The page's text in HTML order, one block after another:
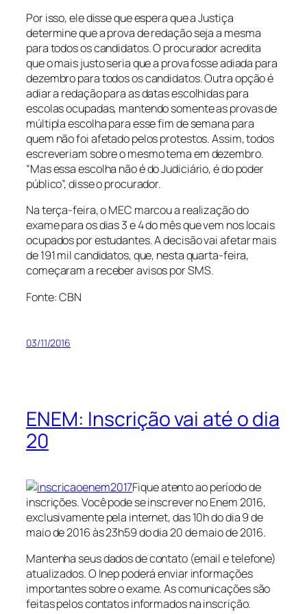
Por isso, ele disse que espera que a Justiça
determine que a prova de redação seja a mesma
para todos os candidatos. O procurador acredita
que o mais justo seria que a prova fosse adiada para
dezembro para todos os candidatos. Outra opção é
adiar a redação para as datas escolhidas para
escolas ocupadas, mantendo somente as provas de
múltipla escolha para esse fim de semana para
quem não foi afetado pelos protestos. Assim, todos
escreveriam sobre o mesmo tema em dezembro.
“Mas essa escolha não é do Judiciário, é do poder
público”, disse o procurador.
Na terça-feira, o MEC marcou a realização do
exame para os dias 3 e 4 do mês que vem nos locais
ocupados por estudantes. A decisão vai afetar mais
de 191 mil candidatos, que, nesta quarta-feira,
começaram a receber avisos por SMS.
Fonte: CBN
03/11/2016
ENEM: Inscrição vai até o dia
20
Fique atento ao período de
inscrições. Você pode se inscrever no Enem 2016,
exclusivamente pela internet, das 10h do dia 9 de
maio de 2016 às 23h59 do dia 20 de maio de 2016.
Mantenha seus dados de contato (email e telefone)
atualizados. O Inep poderá enviar informações
importantes sobre o exame. As comunicações são
feitas pelos contatos informados na inscrição.